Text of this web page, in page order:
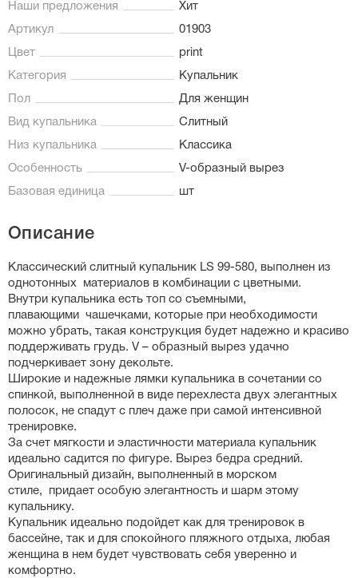
Наши предложения Хит
Артикул 01903
Цвет print
Категория Купальник
Пол Для женщин
Вид купальника Слитный
Низ купальника Классика
Особенность V-образный вырез
Базовая единица шт
Описание
Классический слитный купальник LS 99-580, выполнен из
однотонных материалов в комбинации с цветными.
Внутри купальника есть топ со съемными,
плавающими чашечками, которые при необходимости
можно убрать, такая конструкция будет надежно и красиво
поддерживать грудь. V – образный вырез удачно
подчеркивает зону декольте.
Широкие и надежные лямки купальника в сочетании со
спинкой, выполненной в виде перехлеста двух элегантных
полосок, не спадут с плеч даже при самой интенсивной
тренировке.
За счет мягкости и эластичности материала купальник
идеально садится по фигуре. Вырез бедра средний.
Оригинальный дизайн, выполненный в морском
стиле, придает особую элегантность и шарм этому
купальнику.
Купальник идеально подойдет как для тренировок в
бассейне, так и для спокойного пляжного отдыха, любая
женщина в нем будет чувствовать себя уверенно и
комфортно.